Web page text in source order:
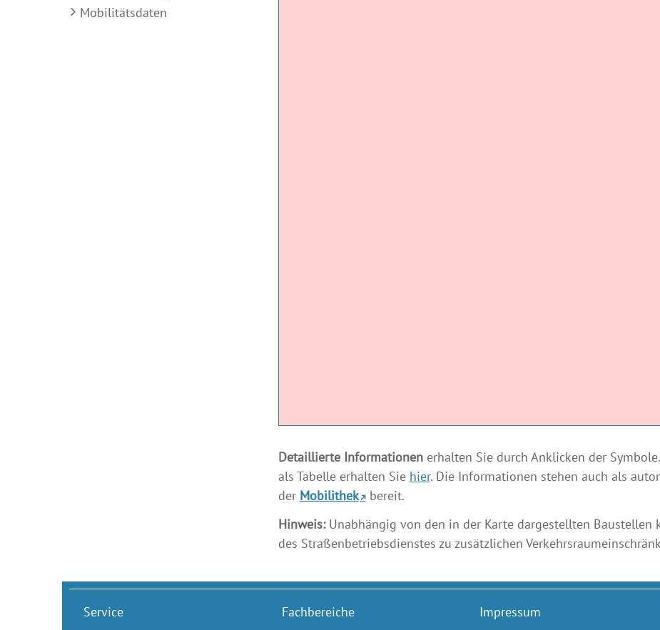
Mobilitätsdaten
Detaillierte Informationenerhalten Sie durch Anklicken der
als Tabelle erhalten Sie hier. Die Informationen stehen auch als
der Mobilithek bereit.
Hinweis:Unabhängig von den in der Karte dargestellten Baustellen
des Straßenbetriebsdienstes zu zusätzlichen
Service Fachbereiche Impressum